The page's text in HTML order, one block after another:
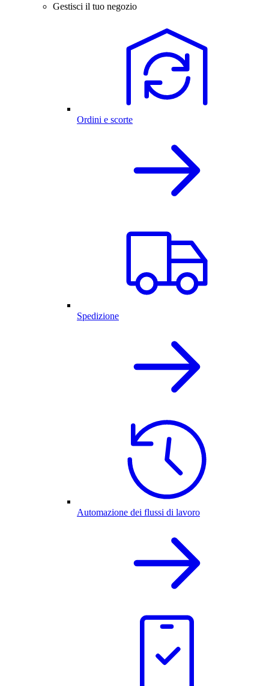
Gestisci il tuo negozio
Ordini e scorte
Spedizione
Automazione dei flussi di lavoro